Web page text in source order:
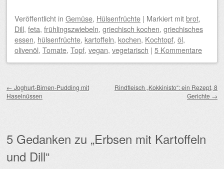
Veröffentlicht in Gemüse, Hülsenfrüchte | Markiert mitbrot,
Dill, feta, frühlingszwiebeln, griechisch kochen, griechisches
essen, hülsenfrüchte, kartoffeln, kochen, Kochtopf, öl,
olivenöl, Tomate, Topf, vegan, vegetarisch | 5 Kommentare
← Joghurt-Birnen-Pudding mit
Haselnüssen
Rindfleisch „Kokkinisto“: ein Rezept, 8
Gerichte →
5 Gedanken zu „Erbsen mit Kartoffeln
und Dill“